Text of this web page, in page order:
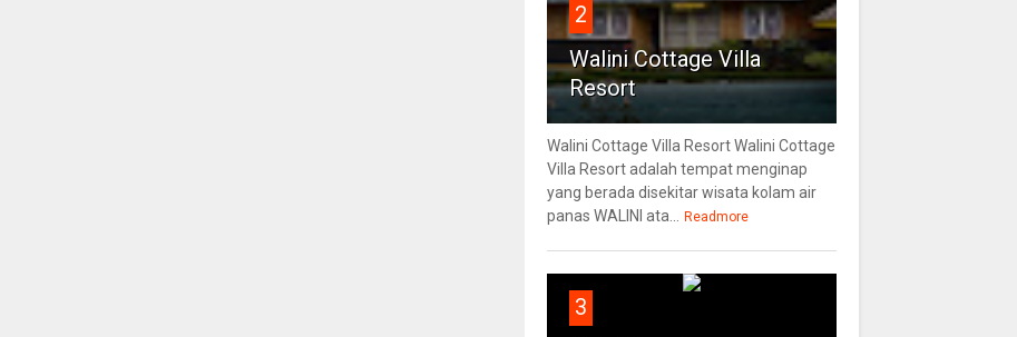
2
Walini Cottage Villa
Resort
Walini Cottage Villa Resort Walini Cottage
Villa Resort adalah tempat menginap
yang berada disekitar wisata kolam air
panas WALINI ata... Readmore
3